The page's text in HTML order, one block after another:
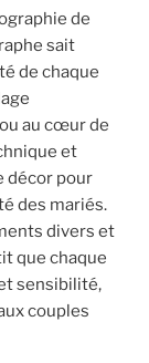
de
sait
de chaque
au cœur de
et
décor pour
des mariés.
divers et
que chaque
sensibilité,
couples